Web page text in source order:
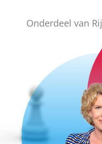
Onderdeel van